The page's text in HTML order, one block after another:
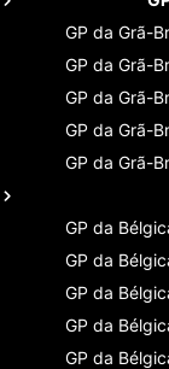
GP da Grã-
GP da Grã-
GP da Grã-
GP da Grã-
GP da Grã-
GP da
GP da
GP da
GP da
GP da